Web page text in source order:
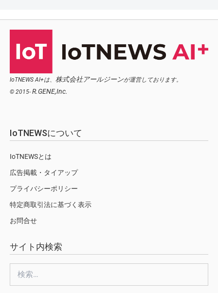
IoTNEWS AI+は、 株式会社アールジーンが運営しております。
© 2015- R.GENE,Inc.
IoTNEWSについて
IoTNEWSとは
広告掲載・タイアップ
プライバシーポリシー
特定商取引法に基づく表示
お問合せ
サイト内検索
索: